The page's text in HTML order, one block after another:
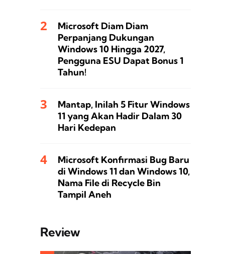
Microsoft Diam Diam
Perpanjang Dukungan
Windows 10 Hingga 2027,
Pengguna ESU Dapat Bonus 1
Tahun!
Mantap, Inilah 5 Fitur Windows
11 yang Akan Hadir Dalam 30
Hari Kedepan
Microsoft Konfirmasi Bug Baru
di Windows 11 dan Windows 10,
Nama File di Recycle Bin
Tampil Aneh
Review